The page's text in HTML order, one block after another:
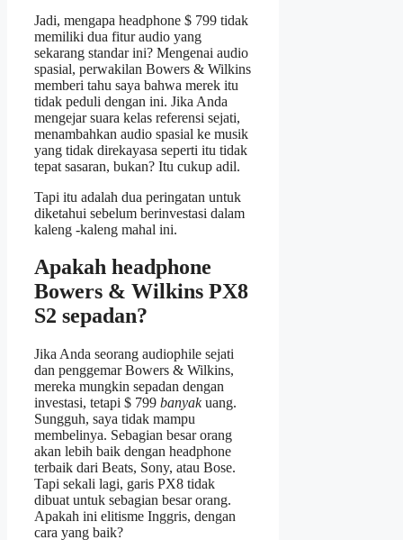
Jadi, mengapa headphone $ 799 tidak
memiliki dua fitur audio yang
sekarang standar ini? Mengenai audio
spasial, perwakilan Bowers & Wilkins
memberi tahu saya bahwa merek itu
tidak peduli dengan ini. Jika Anda
mengejar suara kelas referensi sejati,
menambahkan audio spasial ke musik
yang tidak direkayasa seperti itu tidak
tepat sasaran, bukan? Itu cukup adil.
Tapi itu adalah dua peringatan untuk
diketahui sebelum berinvestasi dalam
kaleng -kaleng mahal ini.
Apakah headphone
Bowers & Wilkins PX8
S2 sepadan?
Jika Anda seorang audiophile sejati
dan penggemar Bowers & Wilkins,
mereka mungkin sepadan dengan
investasi, tetapi $ 799 banyakuang.
Sungguh, saya tidak mampu
membelinya. Sebagian besar orang
akan lebih baik dengan headphone
terbaik dari Beats, Sony, atau Bose.
Tapi sekali lagi, garis PX8 tidak
dibuat untuk sebagian besar orang.
Apakah ini elitisme Inggris, dengan
cara yang baik?